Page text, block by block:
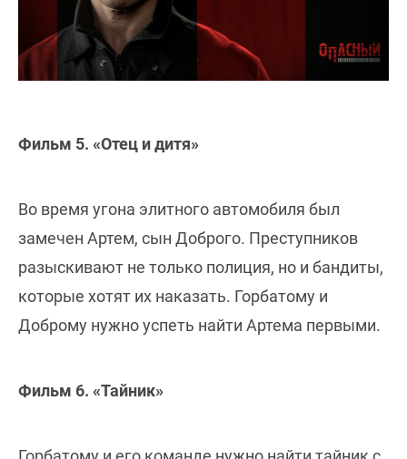
Фильм 5. «Отец и дитя»
Во время угона элитного автомобиля был
замечен Артем, сын Доброго. Преступников
разыскивают не только полиция, но и бандиты,
которые хотят их наказать. Горбатому и
Доброму нужно успеть найти Артема первыми.
Фильм 6. «Тайник»